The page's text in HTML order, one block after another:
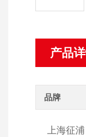
产品
品牌
上海征